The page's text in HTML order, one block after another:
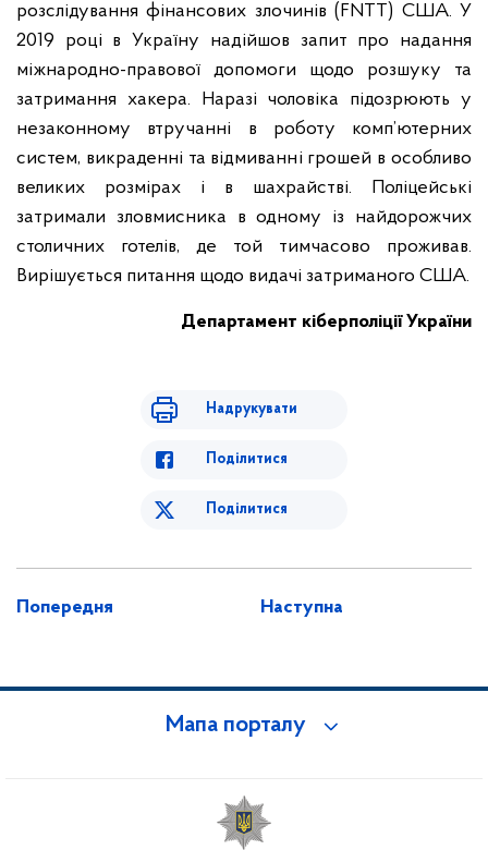
розслідування фінансових злочинів (FNTT) США. У
2019 році в Україну надійшов запит про надання
міжнародно-правової допомоги щодо розшуку та
затримання хакера.
Наразі чоловіка підозрюють у
незаконному втручанні в роботу комп’ютерних
систем, викраденні та відмиванні грошей в особливо
великих розмірах і в шахрайстві.
Поліцейські
затримали зловмисника в одному із найдорожчих
столичних готелів, де той тимчасово проживав.
Вирішується питання щодо видачі затриманого США.
Департамент кіберполіції України
Надрукувати
Поділитися
Поділитися
Попередня Наступна
Мапа порталу